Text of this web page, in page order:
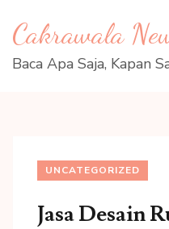
ke
konten
Cakrawala
Baca Apa Saja, Kapan
UNCATEGORIZED
Jasa Desain